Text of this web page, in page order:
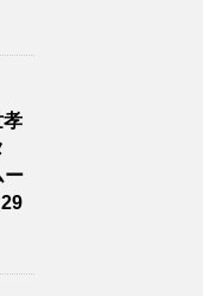
孝
ー